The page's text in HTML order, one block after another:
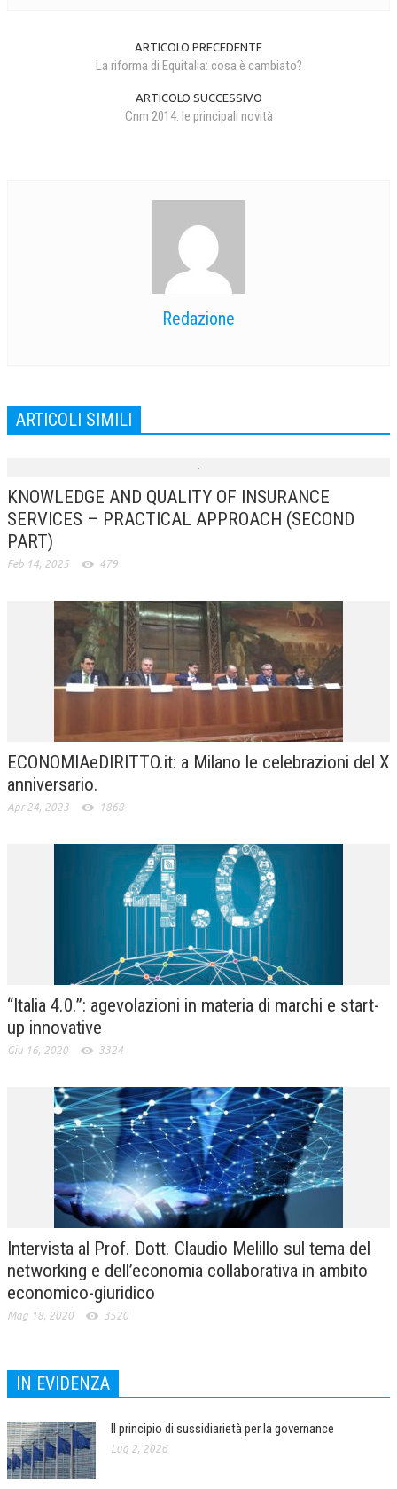
ARTICOLO PRECEDENTE
La riforma di Equitalia: cosa è cambiato?
ARTICOLO SUCCESSIVO
Cnm 2014: le principali novità
Redazione
ARTICOLI SIMILI
KNOWLEDGE AND QUALITY OF INSURANCE
SERVICES – PRACTICAL APPROACH (SECOND
PART)
Feb 14, 2025 479
ECONOMIAeDIRITTO.it: a Milano le celebrazioni del X
anniversario.
Apr 24, 2023 1868
“Italia 4.0.”: agevolazioni in materia di marchi e start-
up innovative
Giu 16, 2020 3324
Intervista al Prof. Dott. Claudio Melillo sul tema del
networking e dell’economia collaborativa in ambito
economico-giuridico
Mag 18, 2020 3520
IN EVIDENZA
Il principio di sussidiarietà per la governance
Lug 2, 2026